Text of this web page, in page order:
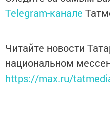
Telegram-канале
Читайте новости
национальном
https://max.ru/